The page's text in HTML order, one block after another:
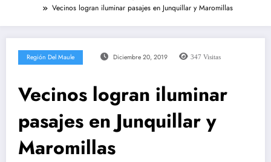
Vecinos logran iluminar pasajes en Junquillar y Maromillas
Región Del Maule Diciembre 20, 2019 347 Visitas
Vecinos logran iluminar
pasajes en Junquillar y
Maromillas